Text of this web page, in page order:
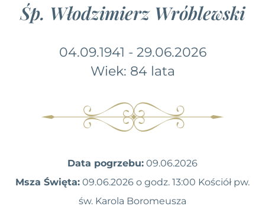
Śp. Włodzimierz Wróblewski
04.09.1941 - 29.06.2026
Wiek: 84 lata
Data pogrzebu: 09.06.2026
Msza Święta: 09.06.2026 o godz. 13:00 Kościół pw.
św. Karola Boromeusza